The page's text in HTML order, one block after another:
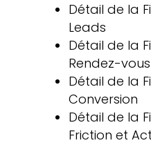
Détail de la
Leads
Détail de la
Rendez-vous
Détail de la
Conversion
Détail de la
Friction et